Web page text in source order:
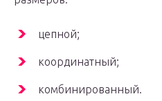
цепной;
координатный;
комбинированный.